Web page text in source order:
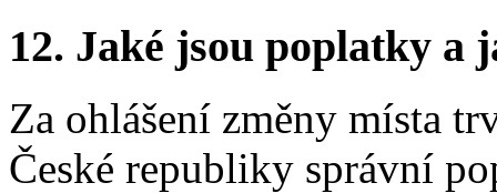
12. Jaké jsou poplatky a
Za ohlášení změny místa
České republiky správní